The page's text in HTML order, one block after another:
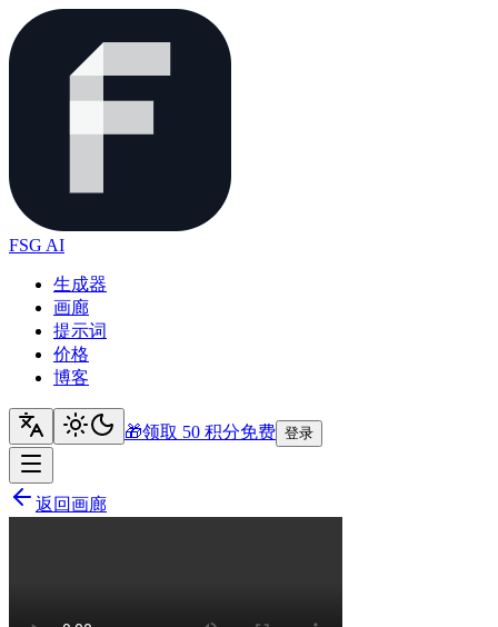
FSG AI
生成器
画廊
提示词
价格
博客
🎁领取 50 积分免费 登录
返回画廊